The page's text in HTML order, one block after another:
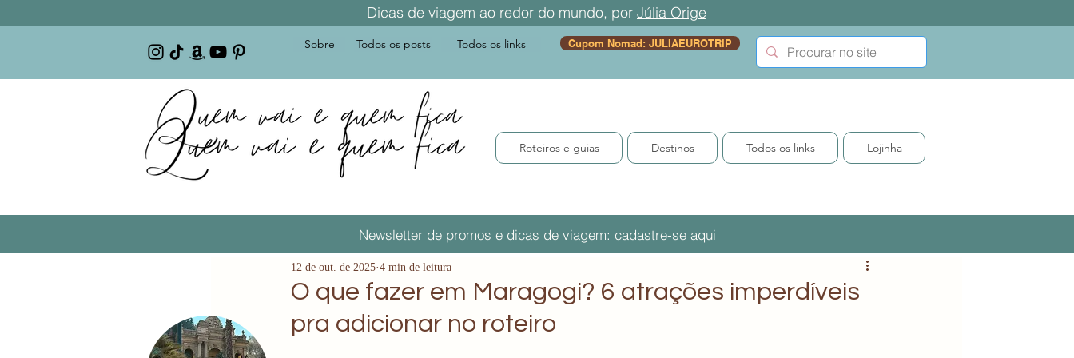
Dicas de viagem ao redor do mundo, por Júlia Orige
Sobre Todos os posts Todos os links Cupom Nomad: JULIAEUROTRIP
Roteiros e guias Destinos Todos os links Lojinha
Newsletter de promos e dicas de viagem: cadastre-se aqui
O que fazer em Maragogi? 6 atrações imperdíveis
pra adicionar no roteiro
12 de out. de 2025 4 min de leitura